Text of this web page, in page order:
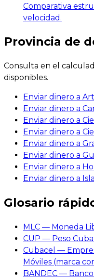
Comparativa
velocidad.
Provincia de
Consulta en el
disponibles.
Enviar dinero a
Enviar dinero a
Enviar dinero a
Enviar dinero a
Enviar dinero a
Enviar dinero a
Enviar dinero a
Enviar dinero a
Glosario
MLC — Moneda
CUP — Peso
Cubacel —
Móviles (marca
BANDEC —